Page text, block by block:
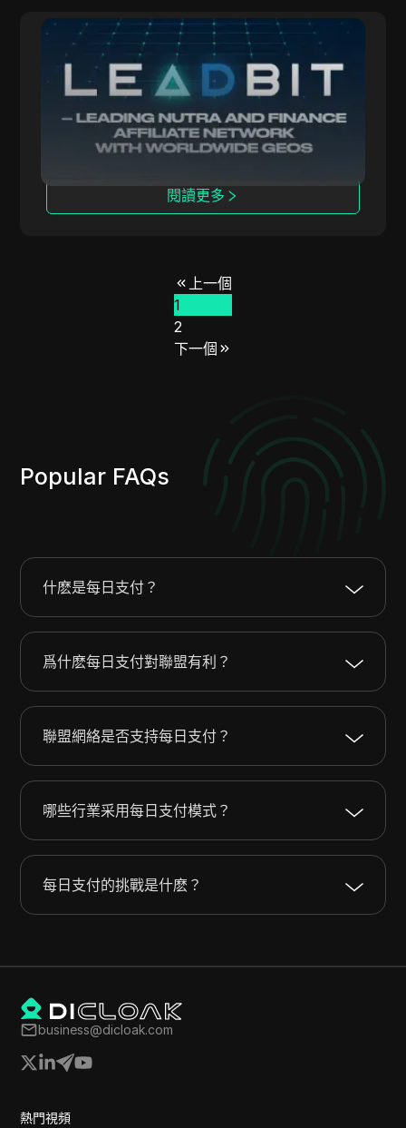
Leadbit
LeadBit 連接全球廣告主和發布者，提供實時跟蹤
的CPA和CPL推廣活動。
閱讀更多
上一個
1
2
下一個
Popular FAQs
什麽是每日支付？
爲什麽每日支付對聯盟有利？
聯盟網絡是否支持每日支付？
哪些行業采用每日支付模式？
每日支付的挑戰是什麽？
business@dicloak.com
熱門視頻